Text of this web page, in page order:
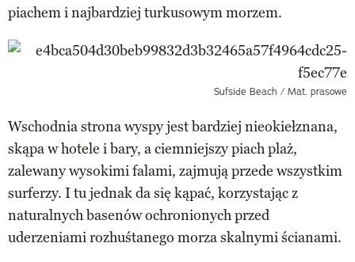
piachem i najbardziej turkusowym morzem.
Sufside Beach / Mat. prasowe
Wschodnia strona wyspy jest bardziej nieokiełznana,
skąpa w hotele i bary, a ciemniejszy piach plaż,
zalewany wysokimi falami, zajmują przede wszystkim
surferzy. I tu jednak da się kąpać, korzystając z
naturalnych basenów ochronionych przed
uderzeniami rozhuśtanego morza skalnymi ścianami.